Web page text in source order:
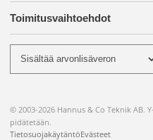
Toimitusvaihtoehdot
© 2003-2026 Hannus & Co Teknik AB.
pidätetään.
TietosuojakäytäntöEvästeet